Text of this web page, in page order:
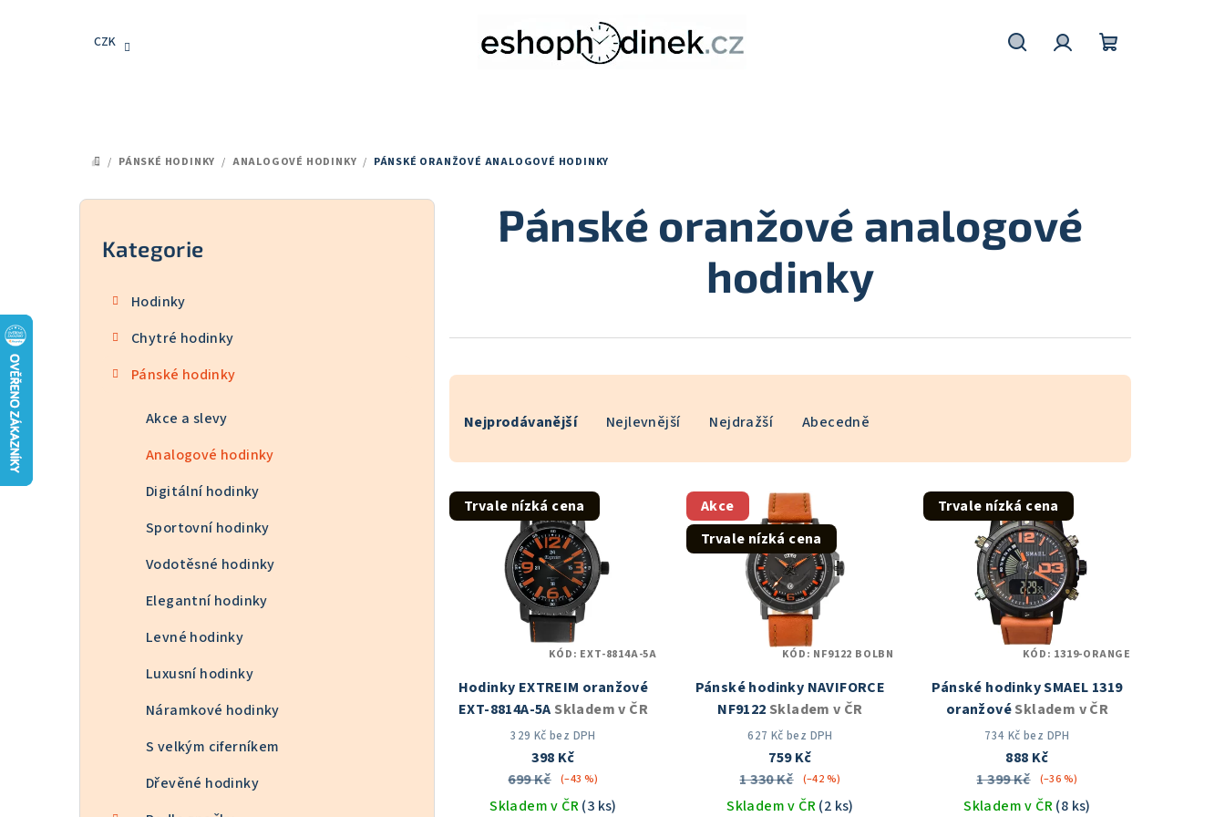
CZK
DOMŮ
/ PÁNSKÉ HODINKY / ANALOGOVÉ HODINKY / PÁNSKÉ ORANŽOVÉ ANALOGOVÉ HODINKY
P
Přeskočit
kategorie
Kategorie
Hodinky
Chytré hodinky
Pánské hodinky
Akce a slevy
Analogové hodinky
Digitální hodinky
Sportovní hodinky
Vodotěsné hodinky
Elegantní hodinky
Levné hodinky
Luxusní hodinky
Náramkové hodinky
S velkým ciferníkem
Dřevěné hodinky
Pánské oranžové analogové
hodinky
a
z
e
o
d
Nejprodávanější Nejlevnější Nejdražší Abecedně
V
ý
r
Trvale nízká cena
Hodinky EXTREIM oranžové
EXT-8814A-5A Skladem v ČR
329 Kč bez DPH
398 Kč
699 Kč
(–43 %)
Skladem v ČR(3 ks)
KÓD: EXT-8814A-5A
Akce
Trvale nízká cena
Pánské hodinky NAVIFORCE
NF9122 Skladem v ČR
627 Kč bez DPH
759 Kč
1 330 Kč
(–42 %)
Skladem v ČR(2 ks)
KÓD: NF9122 BOLBN
Trvale nízká cena
Pánské hodinky SMAEL 1319
oranžovéSkladem v ČR
734 Kč bez DPH
888 Kč
1 399 Kč
(–36 %)
Skladem v ČR(8 ks)
KÓD: 1319-ORANGE